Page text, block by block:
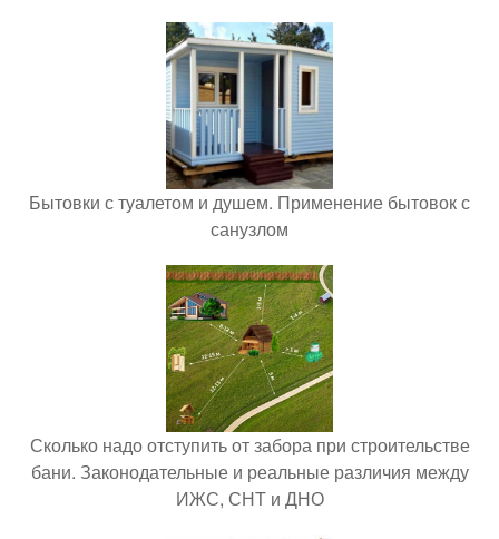
Бытовки с туалетом и душем. Применение бытовок с
санузлом
Сколько надо отступить от забора при строительстве
бани. Законодательные и реальные различия между
ИЖС, СНТ и ДНО